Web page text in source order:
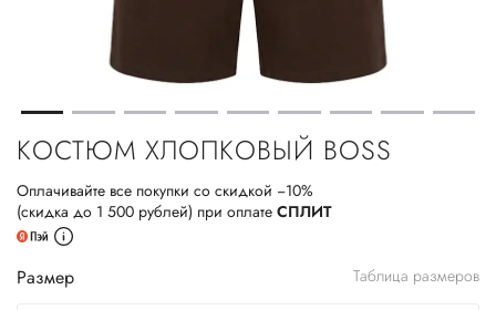
КОСТЮМ ХЛОПКОВЫЙ BOSS
Оплачивайте все покупки со скидкой −10%
(скидка до 1 500 рублей) при оплате СПЛИТ
Размер Таблица размеров